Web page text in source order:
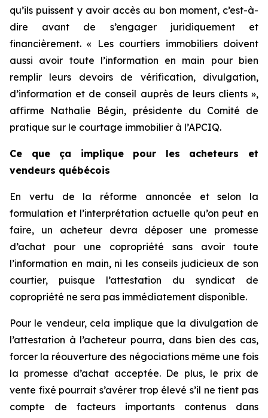
qu’ils puissent y avoir accès au bon moment, c’est-à-
dire avant de s’engager juridiquement et
financièrement. « Les courtiers immobiliers doivent
aussi avoir toute l’information en main pour bien
remplir leurs devoirs de vérification, divulgation,
d’information et de conseil auprès de leurs clients »,
affirme Nathalie Bégin, présidente du Comité de
pratique sur le courtage immobilier à l’APCIQ.
Ce que ça implique pour les acheteurs et
vendeurs québécois
En vertu de la réforme annoncée et selon la
formulation et l’interprétation actuelle qu’on peut en
faire, un acheteur devra déposer une promesse
d’achat pour une copropriété sans avoir toute
l’information en main, ni les conseils judicieux de son
courtier, puisque l’attestation du syndicat de
copropriété ne sera pas immédiatement disponible.
Pour le vendeur, cela implique que la divulgation de
l’attestation à l’acheteur pourra, dans bien des cas,
forcer la réouverture des négociations même une fois
la promesse d’achat acceptée. De plus, le prix de
vente fixé pourrait s’avérer trop élevé s’il ne tient pas
compte de facteurs importants contenus dans